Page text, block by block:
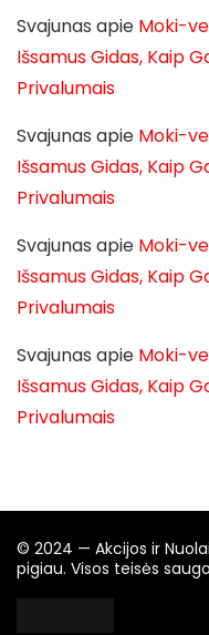
Svajunas apie Moki-
Išsamus Gidas, Kaip
Privalumais
Svajunas apie Moki-
Išsamus Gidas, Kaip
Privalumais
Svajunas apie Moki-
Išsamus Gidas, Kaip
Privalumais
Svajunas apie Moki-
Išsamus Gidas, Kaip
Privalumais
© 2024 — Akcijos ir
pigiau. Visos teisės